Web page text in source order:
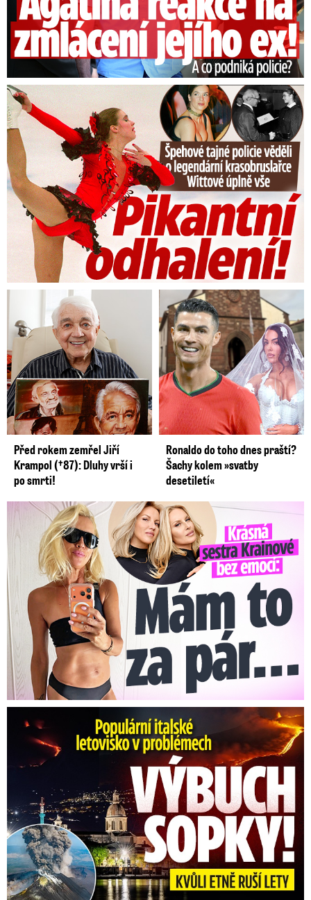
Tajná policie špehovala krasobruslařku Wittovou: Pikantní ...
Před rokem zemřel Jiří
Krampol (†87): Dluhy vrší i
po smrti!
Ronaldo do toho dnes praští?
Šachy kolem »svatby
desetiletí«
Krásná sestra Krainové bez emocí: Mám to za pár…
Erupce sicilské sopky Etny: Ruší desítky letů